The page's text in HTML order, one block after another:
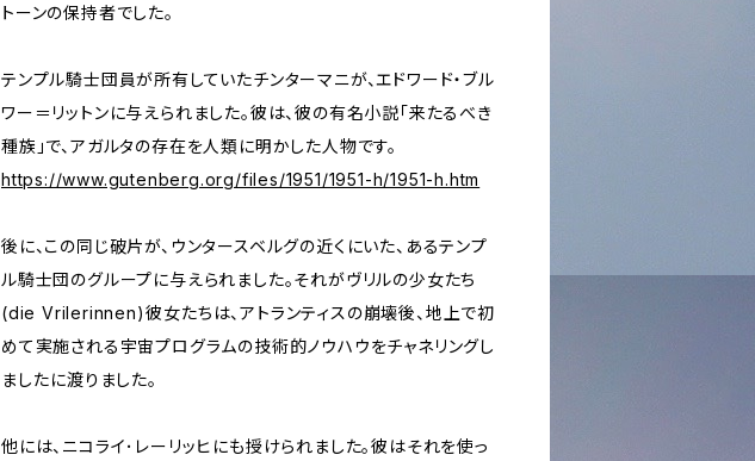
トーンの保持者でした。
テンプル騎士団員が所有していたチンターマニが、エドワード・ブル
ワー＝リットンに与えられました。彼は、彼の有名小説「来たるべき
種族」で、アガルタの存在を人類に明かした人物です。
https://www.gutenberg.org/files/1951/1951-h/1951-h.htm
後に、この同じ破片が、ウンタースベルグの近くにいた、あるテンプ
ル騎士団のグループに与えられました。それがヴリルの少女たち
(die Vrilerinnen)――彼女たちは、アトランティスの崩壊後、地上で初
めて実施される宇宙プログラムの技術的ノウハウをチャネリングし
ました――に渡りました。
他には、ニコライ･レーリッヒにも授けられました。彼はそれを使っ